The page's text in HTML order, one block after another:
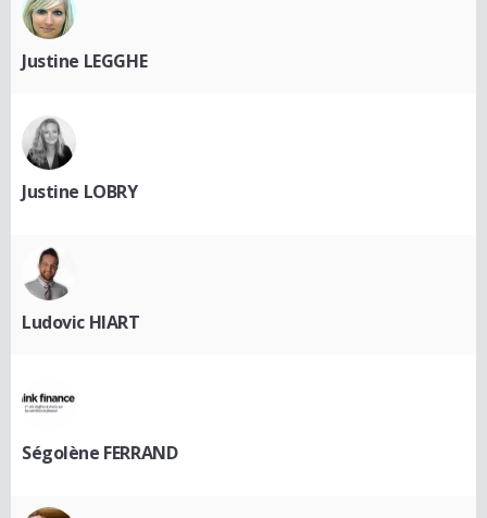
Justine LEGGHE
Justine LOBRY
Ludovic HIART
Ségolène FERRAND